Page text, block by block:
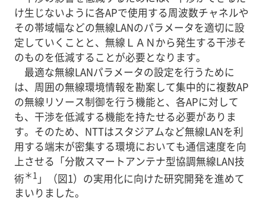
け生じないように各APで使用する周波数チャネルや
その帯域幅などの無線LANのパラメータを適切に設
定していくことと、無線ＬＡＮから発生する干渉そ
のものを低減することが必要となります。
最適な無線LANパラメータの設定を行うために
は、周囲の無線環境情報を勘案して集中的に複数AP
の無線リソース制御を行う機能と、各APに対して
も、干渉を低減する機能を持たせる必要がありま
す。そのため、NTTはスタジアムなど無線LANを利
用する端末が密集する環境においても通信速度を向
上させる「分散スマートアンテナ型協調無線LAN技
術＊1 」（図1）の実用化に向けた研究開発を進めて
まいりました。